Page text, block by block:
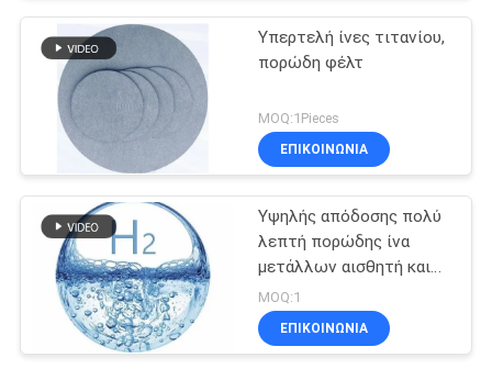
Υπερτελή ίνες τιτανίου,
πορώδη φέλτ
MOQ:1Pieces
ΕΠΙΚΟΙΝΩΝΙΑ
Υψηλής απόδοσης πολύ
λεπτή πορώδης ίνα
μετάλλων αισθητή και
ίνα τιτανίου αισθητή
MOQ:1
ΕΠΙΚΟΙΝΩΝΙΑ